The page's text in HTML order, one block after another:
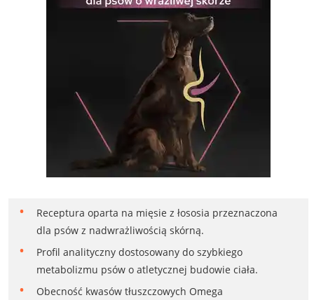
Receptura oparta na mięsie z łososia przeznaczona
dla psów z nadwrażliwością skórną.
Profil analityczny dostosowany do szybkiego
metabolizmu psów o atletycznej budowie ciała.
Obecność kwasów tłuszczowych Omega